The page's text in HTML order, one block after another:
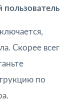
Скорее
по